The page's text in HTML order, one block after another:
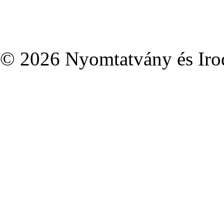
© 2026 Nyomtatvány és